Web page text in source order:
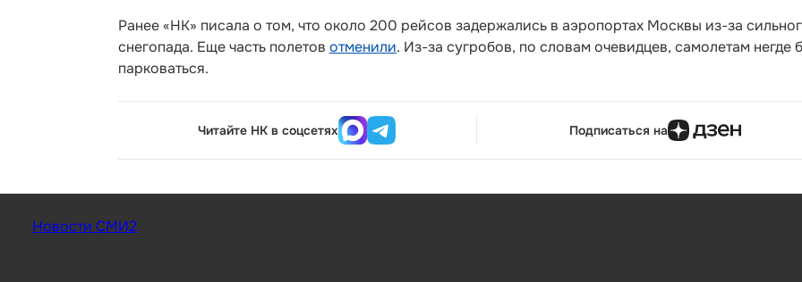
Ранее «НК» писала о том, что около 200 рейсов задержались в аэропортах Москвы из-за
снегопада. Еще часть полетов отменили. Из-за сугробов, по словам очевидцев, самолетам негде
парковаться.
Читайте НК в соцсетях Подписаться на
Новости СМИ2